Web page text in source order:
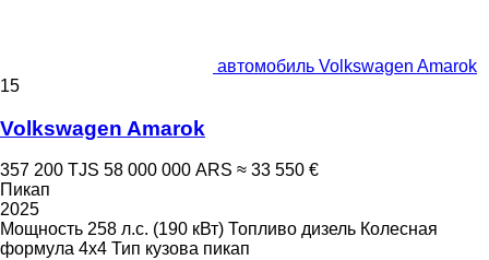
автомобиль Volkswagen Amarok
15
Volkswagen Amarok
357 200 TJS 58 000 000 ARS ≈ 33 550 €
Пикап
2025
Мощность 258 л.с. (190 кВт) Топливо дизель Колесная
формула 4x4 Тип кузова пикап